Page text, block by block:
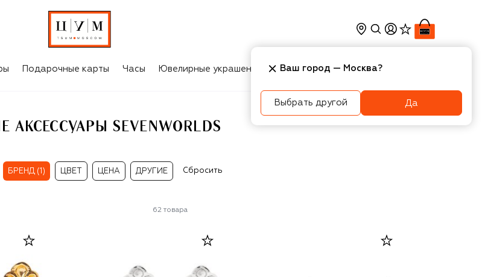
Подарочные карты Часы Ювелирные украшения Косметика Интерьер
АКСЕССУАРЫ SEVENWORLDS
БРЕНД (1) ЦВЕТ ЦЕНА ДРУГИЕ Сбросить
62 товара
Ваш город — Москва?
Выбрать другой Да